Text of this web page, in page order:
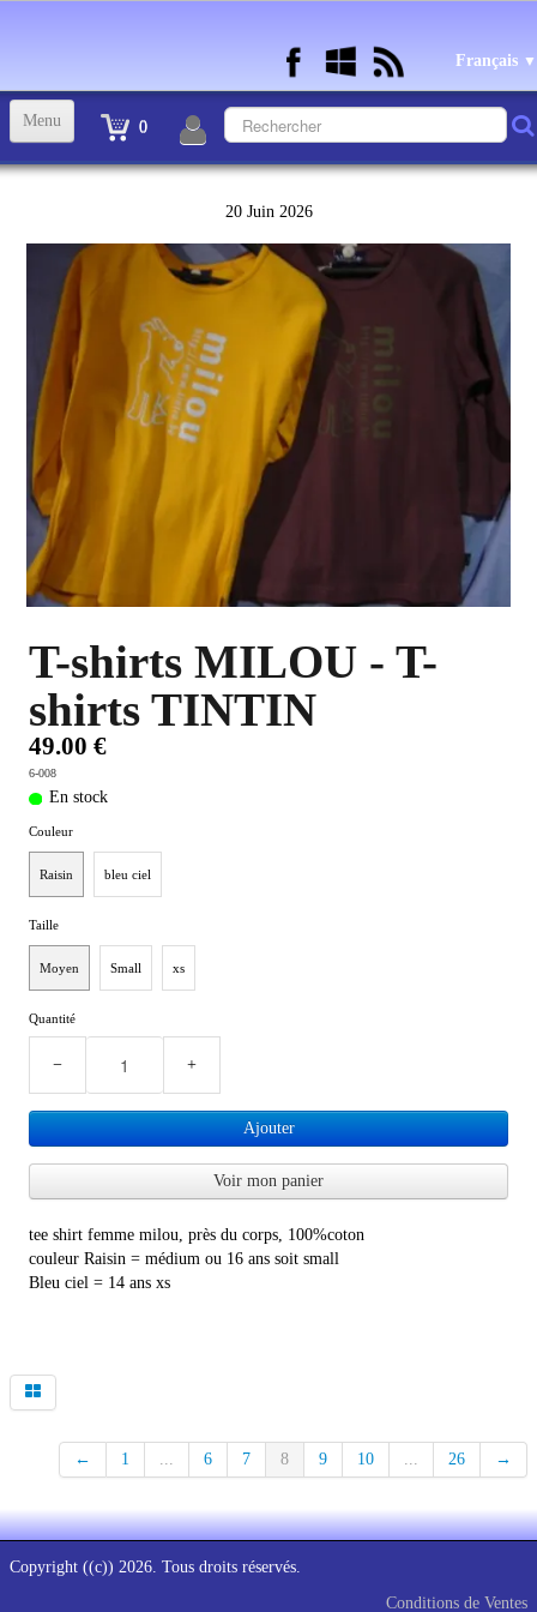
Français ▼
0
Menu
STATUETTES BD RESINE et PLOMB ▼
ANDRE FRANQUIN OBJETS ET VETEMENTS
BECASSINE OU BETTY BOOP OBJETS ET VETEMENTS
TEX AVERY OBJETS ET VETEMENTS
WARNER OBJETS ET VETEMENTS
PLUS D'OBJETS ET VETEMENTS BD
IDEES CADEAUX ET PLUS
BYZANCE ▼
20 Juin 2026
T-shirts MILOU - T-
shirts TINTIN
49.00 €
6-008
En stock
Couleur
Raisin bleu ciel
Taille
Moyen Small xs
Quantité
− +
Ajouter
Voir mon panier
tee shirt femme milou, près du corps, 100%coton
couleur Raisin = médium ou 16 ans soit small
Bleu ciel = 14 ans xs
← 1 ... 6 7 8 9 10 ... 26 →
Copyright ((c)) 2026. Tous droits réservés.
Conditions de Ventes